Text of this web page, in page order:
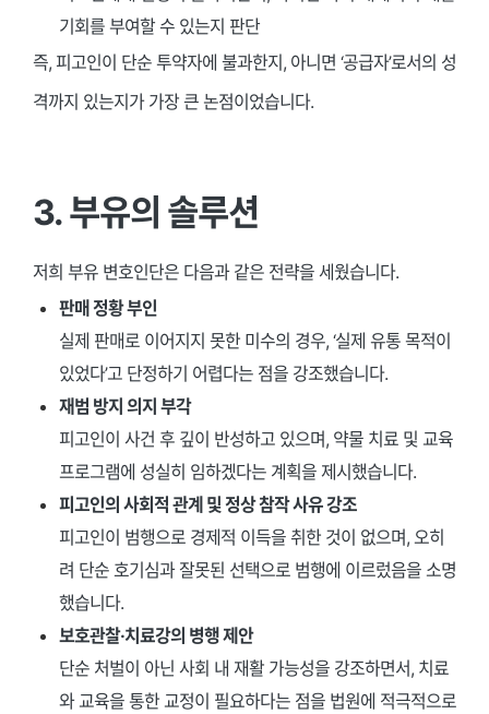
기회를 부여할 수 있는지 판단
즉, 피고인이 단순 투약자에 불과한지, 아니면 ‘공급자’로서의 성
격까지 있는지가 가장 큰 논점이었습니다.
3. 부유의 솔루션
저희 부유 변호인단은 다음과 같은 전략을 세웠습니다.
판매 정황 부인
실제 판매로 이어지지 못한 미수의 경우, ‘실제 유통 목적이
있었다’고 단정하기 어렵다는 점을 강조했습니다.
재범 방지 의지 부각
피고인이 사건 후 깊이 반성하고 있으며, 약물 치료 및 교육
프로그램에 성실히 임하겠다는 계획을 제시했습니다.
피고인의 사회적 관계 및 정상 참작 사유 강조
피고인이 범행으로 경제적 이득을 취한 것이 없으며, 오히
려 단순 호기심과 잘못된 선택으로 범행에 이르렀음을 소명
했습니다.
보호관찰·치료강의 병행 제안
단순 처벌이 아닌 사회 내 재활 가능성을 강조하면서, 치료
와 교육을 통한 교정이 필요하다는 점을 법원에 적극적으로